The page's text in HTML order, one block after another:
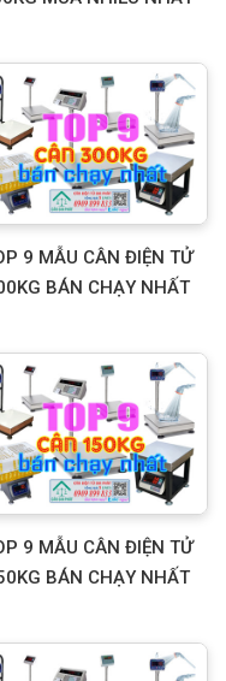
9 MẪU CÂN ĐIỆN TỬ
BÁN CHẠY NHẤT
9 MẪU CÂN ĐIỆN TỬ
BÁN CHẠY NHẤT